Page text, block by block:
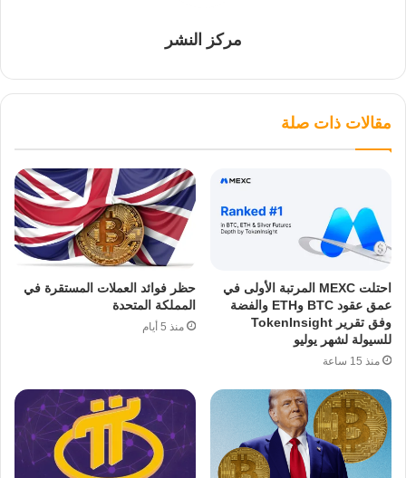
مركز النشر
مقالات ذات صلة
احتلت MEXC المرتبة الأولى في
عمق عقود BTC وETH والفضة
وفق تقرير TokenInsight
للسيولة لشهر يوليو
منذ 15 ساعة
حظر فوائد العملات المستقرة في
المملكة المتحدة
منذ 5 أيام